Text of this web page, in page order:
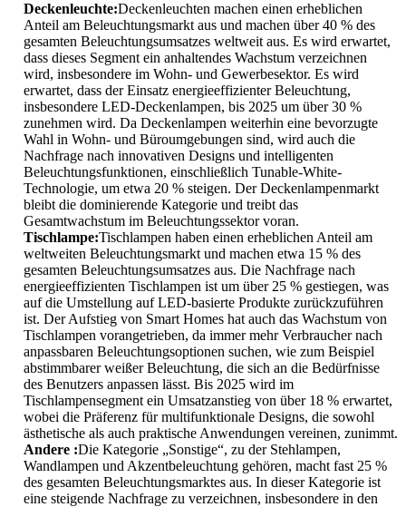
Deckenleuchte:Deckenleuchten machen einen erheblichen
Anteil am Beleuchtungsmarkt aus und machen über 40 % des
gesamten Beleuchtungsumsatzes weltweit aus. Es wird erwartet,
dass dieses Segment ein anhaltendes Wachstum verzeichnen
wird, insbesondere im Wohn- und Gewerbesektor. Es wird
erwartet, dass der Einsatz energieeffizienter Beleuchtung,
insbesondere LED-Deckenlampen, bis 2025 um über 30 %
zunehmen wird. Da Deckenlampen weiterhin eine bevorzugte
Wahl in Wohn- und Büroumgebungen sind, wird auch die
Nachfrage nach innovativen Designs und intelligenten
Beleuchtungsfunktionen, einschließlich Tunable-White-
Technologie, um etwa 20 % steigen. Der Deckenlampenmarkt
bleibt die dominierende Kategorie und treibt das
Gesamtwachstum im Beleuchtungssektor voran.
Tischlampe:Tischlampen haben einen erheblichen Anteil am
weltweiten Beleuchtungsmarkt und machen etwa 15 % des
gesamten Beleuchtungsumsatzes aus. Die Nachfrage nach
energieeffizienten Tischlampen ist um über 25 % gestiegen, was
auf die Umstellung auf LED-basierte Produkte zurückzuführen
ist. Der Aufstieg von Smart Homes hat auch das Wachstum von
Tischlampen vorangetrieben, da immer mehr Verbraucher nach
anpassbaren Beleuchtungsoptionen suchen, wie zum Beispiel
abstimmbarer weißer Beleuchtung, die sich an die Bedürfnisse
des Benutzers anpassen lässt. Bis 2025 wird im
Tischlampensegment ein Umsatzanstieg von über 18 % erwartet,
wobei die Präferenz für multifunktionale Designs, die sowohl
ästhetische als auch praktische Anwendungen vereinen, zunimmt.
Andere :Die Kategorie „Sonstige“, zu der Stehlampen,
Wandlampen und Akzentbeleuchtung gehören, macht fast 25 %
des gesamten Beleuchtungsmarktes aus. In dieser Kategorie ist
eine steigende Nachfrage zu verzeichnen, insbesondere in den